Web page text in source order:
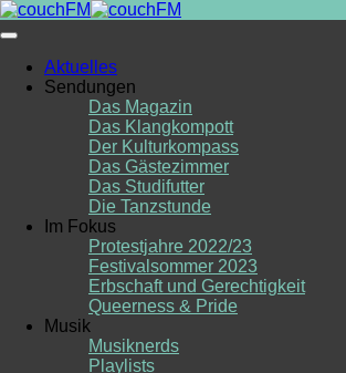
Skip
to
Aktuelles
Sendungen
Das Magazin
Das Klangkompott
Der Kulturkompass
Das Gästezimmer
Das Studifutter
Die Tanzstunde
Im Fokus
Protestjahre 2022/23
Festivalsommer 2023
Erbschaft und Gerechtigkeit
Queerness & Pride
Musik
Musiknerds
Playlists